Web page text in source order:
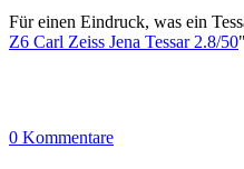
Für einen Eindruck, was ein
Z6 Carl Zeiss Jena Tessar 2.8/50"
0 Kommentare